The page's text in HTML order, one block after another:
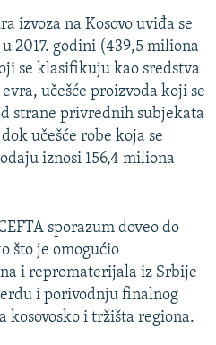
izvoza na Kosovo uviđa se
2017. godini (439,5 miliona
se klasifikuju kao sredstva
učešće proizvoda koji se
strane privrednih subjekata
učešće robe koja se
iznosi 156,4 miliona
sporazum doveo do
što je omogućio
i repromaterijala iz Srbije
i porivodnju finalnog
kosovosko i tržišta regiona.